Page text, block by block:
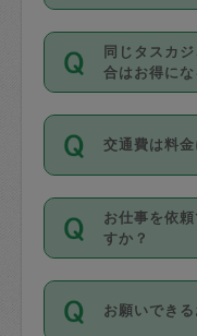
お、3時間
いません。
タスカジさ
があり、レ
値、などで
がっていく
お支払方法
Master／
Diners
を行う際に
ル登録時に
丈夫です。
デビットカ
リカ、au
銀行振込や
同じタスカ
合はお得にな
依頼には「
隔週）」が
ポット」よ
す。
定期の最低
りに、一定
交通費は料
交通費は依
料金のご請
ます。交通
お仕事を依
すか？
時間帯は3
たり３時間
お願いでき